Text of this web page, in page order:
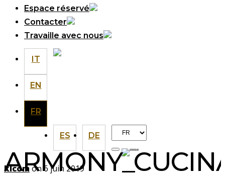
Espace réservé
Contacter
Travaille avec nous
IT
EN
FR
ES DE
Choisir
une
langue
klcomon 6 juin 2019